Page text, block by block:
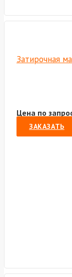
Затирочная
Цена по
ЗАКАЗАТЬ